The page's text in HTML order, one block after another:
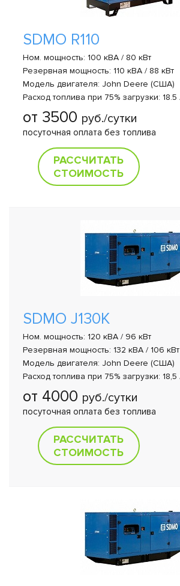
SDMO R110
Ном. мощность: 100 кВА / 80 кВт
Резервная мощность: 110 кВА / 88 кВт
Модель двигателя: John Deere (США)
Расход топлива при 75% загрузки: 18.5
от 3500 руб./сутки
посуточная оплата без топлива
РАССЧИТАТЬ
СТОИМОСТЬ
SDMO J130K
Ном. мощность: 120 кВА / 96 кВт
Резервная мощность: 132 кВА / 106 кВт
Модель двигателя: John Deere (США)
Расход топлива при 75% загрузки: 18,5
от 4000 руб./сутки
посуточная оплата без топлива
РАССЧИТАТЬ
СТОИМОСТЬ